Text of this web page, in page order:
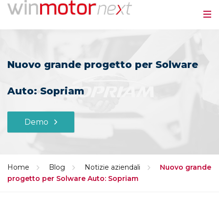
Nuovo grande progetto per Solware
Auto: Sopriam
Demo
Home Blog Notizie aziendali
Nuovo grande
progetto per Solware Auto: Sopriam